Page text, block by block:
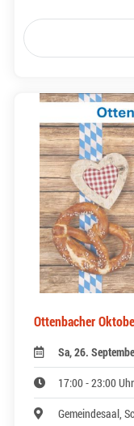
Ottenbacher
Sa, 26.
17:00 - 23:00 Uhr
Gemeindesaal,